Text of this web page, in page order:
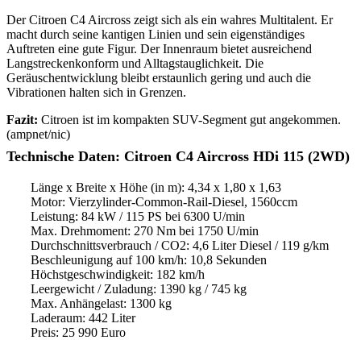
Der Citroen C4 Aircross zeigt sich als ein wahres Multitalent. Er
macht durch seine kantigen Linien und sein eigenständiges
Auftreten eine gute Figur. Der Innenraum bietet ausreichend
Langstreckenkonform und Alltagstauglichkeit. Die
Geräuschentwicklung bleibt erstaunlich gering und auch die
Vibrationen halten sich in Grenzen.
Fazit: Citroen ist im kompakten SUV-Segment gut angekommen.
(ampnet/nic)
Technische Daten: Citroen C4 Aircross HDi 115 (2WD)
Länge x Breite x Höhe (in m): 4,34 x 1,80 x 1,63
Motor: Vierzylinder-Common-Rail-Diesel, 1560ccm
Leistung: 84 kW / 115 PS bei 6300 U/min
Max. Drehmoment: 270 Nm bei 1750 U/min
Durchschnittsverbrauch / CO2: 4,6 Liter Diesel / 119 g/km
Beschleunigung auf 100 km/h: 10,8 Sekunden
Höchstgeschwindigkeit: 182 km/h
Leergewicht / Zuladung: 1390 kg / 745 kg
Max. Anhängelast: 1300 kg
Laderaum: 442 Liter
Preis: 25 990 Euro